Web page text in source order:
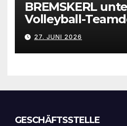
BREMSKERL
Volleyball-
Stolzenau mit
27. JUNI 2026
GESCHÄFTSSTELLE